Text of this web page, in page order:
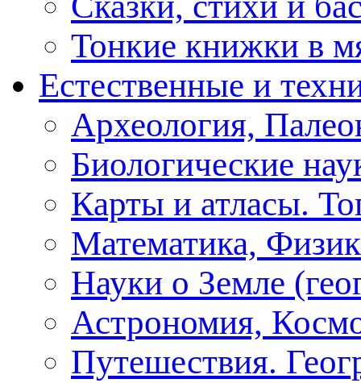
Тонкие книжки в
Естественные и
Археология,
Биологические
Карты и атласы.
Математика,
Науки о Земле
Астрономия,
Путешествия.